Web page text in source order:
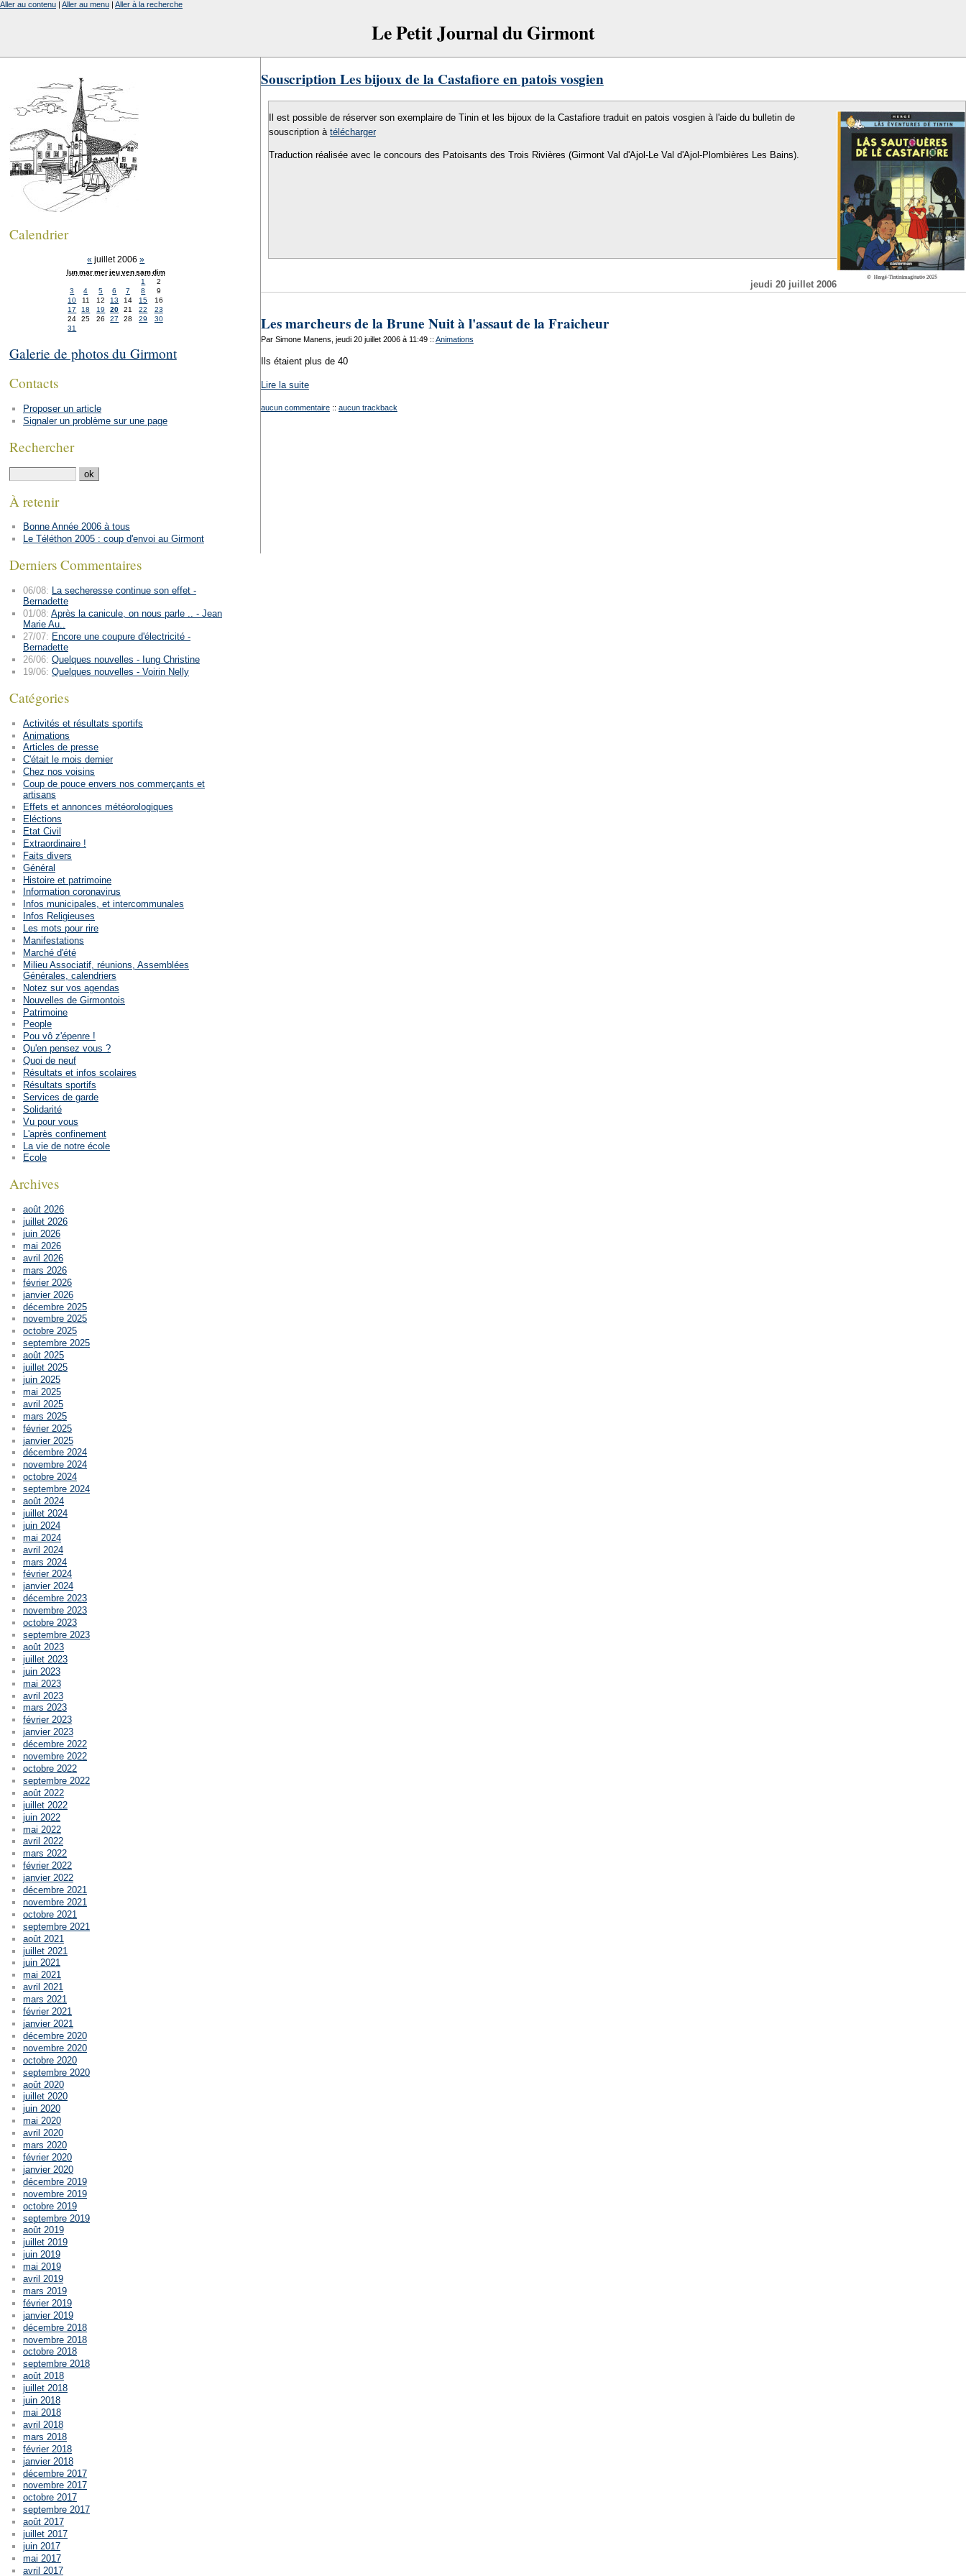
Le Petit Journal du Girmont
Aller au contenu | Aller au menu | Aller à la recherche
Souscription Les bijoux de la Castafiore en patois vosgien
Il est possible de réserver son exemplaire de Tinin et les bijoux de la Castafiore traduit en patois vosgien à l'aide du bulletin de
souscription à télécharger
Traduction réalisée avec le concours des Patoisants des Trois Rivières (Girmont Val d'Ajol-Le Val d'Ajol-Plombières Les Bains).
jeudi 20 juillet 2006
Les marcheurs de la Brune Nuit à l'assaut de la Fraicheur
Par Simone Manens, jeudi 20 juillet 2006 à 11:49 :: Animations
Ils étaient plus de 40
Lire la suite
aucun commentaire :: aucun trackback
Calendrier
« juillet 2006»
lun mar mer jeu ven sam dim
1
2
3
4 5 6 7 8
9
10
11 12 13 14 15
16
17
18 19 20 21 22
23
24
25 26 27 28 29
30
31
Galerie de photos du Girmont
Contacts
Proposer un article
Signaler un problème sur une page
Rechercher
À retenir
Bonne Année 2006 à tous
Le Téléthon 2005 : coup d'envoi au Girmont
Derniers Commentaires
06/08: La secheresse continue son effet -
Bernadette
01/08: Après la canicule, on nous parle .. - Jean
Marie Au..
27/07: Encore une coupure d'électricité -
Bernadette
26/06: Quelques nouvelles - Iung Christine
19/06: Quelques nouvelles - Voirin Nelly
Catégories
Activités et résultats sportifs
Animations
Articles de presse
C'était le mois dernier
Chez nos voisins
Coup de pouce envers nos commerçants et
artisans
Effets et annonces météorologiques
Eléctions
Etat Civil
Extraordinaire !
Faits divers
Général
Histoire et patrimoine
Information coronavirus
Infos municipales, et intercommunales
Infos Religieuses
Les mots pour rire
Manifestations
Marché d'été
Milieu Associatif, réunions, Assemblées
Générales, calendriers
Notez sur vos agendas
Nouvelles de Girmontois
Patrimoine
People
Pou vô z'épenre !
Qu'en pensez vous ?
Quoi de neuf
Résultats et infos scolaires
Résultats sportifs
Services de garde
Solidarité
Vu pour vous
L'après confinement
La vie de notre école
Ecole
Archives
août 2026
juillet 2026
juin 2026
mai 2026
avril 2026
mars 2026
février 2026
janvier 2026
décembre 2025
novembre 2025
octobre 2025
septembre 2025
août 2025
juillet 2025
juin 2025
mai 2025
avril 2025
mars 2025
février 2025
janvier 2025
décembre 2024
novembre 2024
octobre 2024
septembre 2024
août 2024
juillet 2024
juin 2024
mai 2024
avril 2024
mars 2024
février 2024
janvier 2024
décembre 2023
novembre 2023
octobre 2023
septembre 2023
août 2023
juillet 2023
juin 2023
mai 2023
avril 2023
mars 2023
février 2023
janvier 2023
décembre 2022
novembre 2022
octobre 2022
septembre 2022
août 2022
juillet 2022
juin 2022
mai 2022
avril 2022
mars 2022
février 2022
janvier 2022
décembre 2021
novembre 2021
octobre 2021
septembre 2021
août 2021
juillet 2021
juin 2021
mai 2021
avril 2021
mars 2021
février 2021
janvier 2021
décembre 2020
novembre 2020
octobre 2020
septembre 2020
août 2020
juillet 2020
juin 2020
mai 2020
avril 2020
mars 2020
février 2020
janvier 2020
décembre 2019
novembre 2019
octobre 2019
septembre 2019
août 2019
juillet 2019
juin 2019
mai 2019
avril 2019
mars 2019
février 2019
janvier 2019
décembre 2018
novembre 2018
octobre 2018
septembre 2018
août 2018
juillet 2018
juin 2018
mai 2018
avril 2018
mars 2018
février 2018
janvier 2018
décembre 2017
novembre 2017
octobre 2017
septembre 2017
août 2017
juillet 2017
juin 2017
mai 2017
avril 2017